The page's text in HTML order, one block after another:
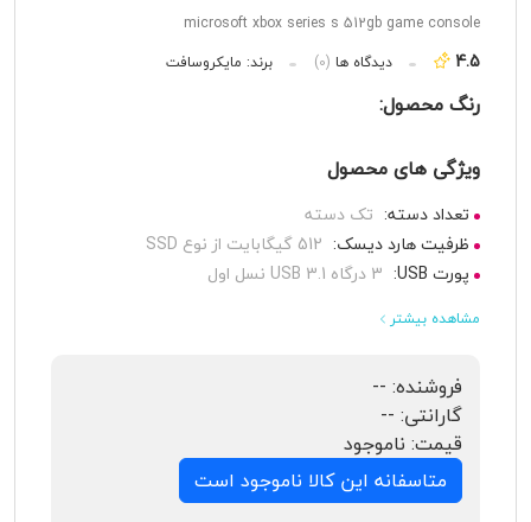
microsoft xbox series s 512gb game console
4.5 دیدگاه ها (0) برند: مایکروسافت
رنگ محصول:
ویژگی های محصول
تعداد دسته: تک دسته
ظرفیت هارد دیسک: 512 گیگابایت از نوع SSD
پورت USB:
3 درگاه USB 3.1 نسل اول
مشاهده بیشتر
فروشنده: --
گارانتی: --
قیمت: ناموجود
متاسفانه این کالا ناموجود است